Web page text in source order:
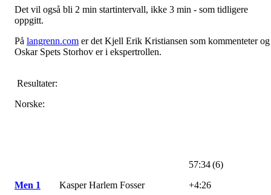
Det vil også bli 2 min startintervall, ikke 3 min - som tidligere
oppgitt.
På langrenn.com er det Kjell Erik Kristiansen som kommenteter og
Oskar Spets Storhov er i ekspertrollen.
Resultater:
Norske:
Men 1 Kasper Harlem Fosser
57:34 (6)
+4:26